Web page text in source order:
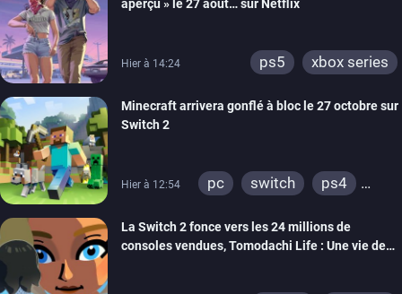
aperçu » le 27 août… sur Netflix
Hier à 14:24 ps5 xbox series
Minecraft arrivera gonflé à bloc le 27 octobre sur
Switch 2
Hier à 12:54 pc switch
ps4
wiiu
3ds
ps3
xbox 360
switch 2
La Switch 2 fonce vers les 24 millions de
consoles vendues, Tomodachi Life : Une vie de